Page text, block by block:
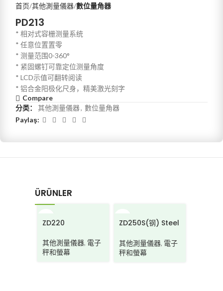
首页 其他測量儀器 數位量角器
PD213
* 相对式容栅测量系统
* 任意位置置零
* 测量范围0-360°
* 紧固螺钉可靠定位测量角度
* LCD示值可翻转阅读
* 铝合金阳极化尺身，精美激光刻字
Compare
分类：
其他測量儀器, 數位量角器
Paylaş:
ÜRÜNLER
ZD220
其他測量儀器, 電子
秤和螢幕
ZD250S(钢) Steel
其他測量儀器, 電子
秤和螢幕